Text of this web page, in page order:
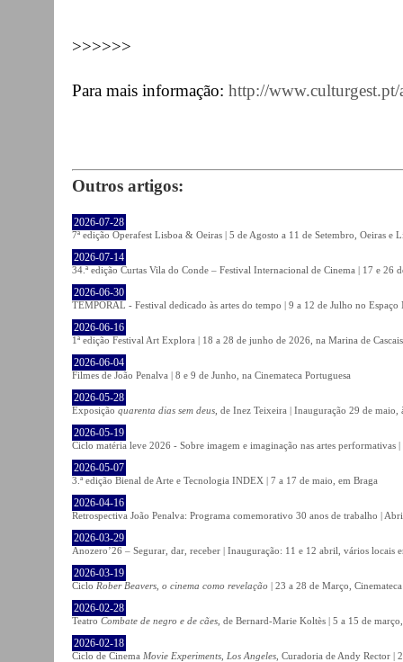
>>>>>>
Para mais informação: http://
Outros artigos:
2026-07-28
7ª edição Operafest Lisboa & Oeiras | 5 de Agosto a 11 de Setembro, Oeiras e
2026-07-14
34.ª edição Curtas Vila do Conde – Festival Internacional de Cinema | 17 e 26
2026-06-30
TEMPORAL - Festival dedicado às artes do tempo | 9 a 12 de Julho no
2026-06-16
1ª edição Festival Art Explora | 18 a 28 de junho de 2026, na Marina de Cascais
2026-06-04
Filmes de João Penalva | 8 e 9 de Junho, na Cinemateca Portuguesa
2026-05-28
Exposição quarenta dias sem deus , de Inez Teixeira | Inauguração 29 de
2026-05-19
Ciclo matéria leve 2026 - Sobre imagem e imaginação nas artes
2026-05-07
3.ª edição Bienal de Arte e Tecnologia INDEX | 7 a 17 de maio, em Braga
2026-04-16
Retrospectiva João Penalva: Programa comemorativo 30 anos de trabalho |
2026-03-29
Anozero’26 – Segurar, dar, receber | Inauguração: 11 e 12 abril, vários locais
2026-03-19
Ciclo Rober Beavers, o cinema como revelação | 23 a 28 de Março,
2026-02-28
Teatro Combate de negro e de cães , de Bernard-Marie Koltès | 5 a 15 de
2026-02-18
Ciclo de Cinema Movie Experiments, Los Angeles , Curadoria de Andy Rector